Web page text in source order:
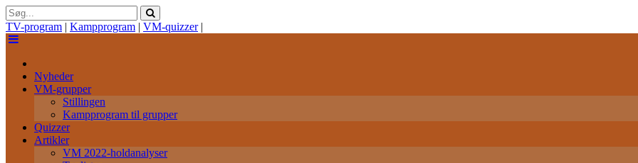
TV-program | Kampprogram | VM-quizzer |
Nyheder
VM-grupper
Stillingen
Kampprogram til grupper
Quizzer
Artikler
VM 2022-holdanalyser